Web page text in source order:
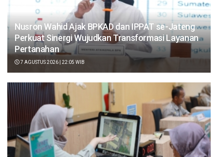
Nusron Wahid Ajak BPKAD dan IPPAT se-Jateng
Perkuat Sinergi Wujudkan Transformasi Layanan
Pertanahan
7 AGUSTUS 2026 | 22:05 WIB